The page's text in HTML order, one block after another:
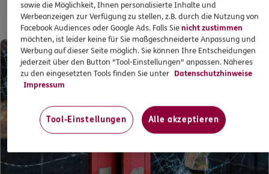
Sie bei ERGO genau den Schutz wählen, der zu Ihrem Leben
passt.
sowie die Möglichkeit, Ihnen personalisierte Inhalte und
Werbeanzeigen zur Verfügung zu stellen, z.B. durch die Nutzung von
Facebook Audiences oder Google Ads. Falls Sienicht zustimmen
möchten, ist leider keine für Sie maßgeschneiderte Anpassung und
Werbung auf dieser Seite möglich. Sie können Ihre Entscheidungen
jederzeit über den Button "Tool-Einstellungen" anpassen. Näheres
zu den eingesetzten Tools finden Sie unter Datenschutzhinweise
Impressum
Tool-Einstellungen Alle akzeptieren